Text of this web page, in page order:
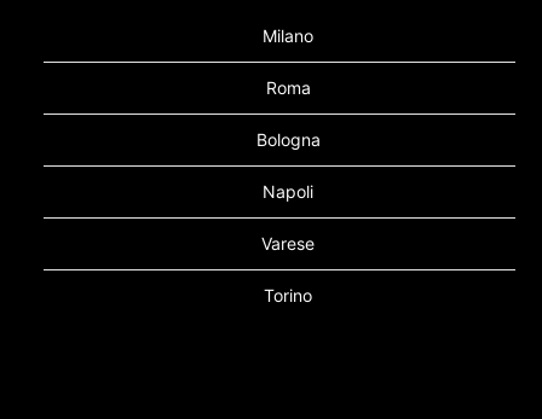
Milano
Roma
Bologna
Napoli
Varese
Torino